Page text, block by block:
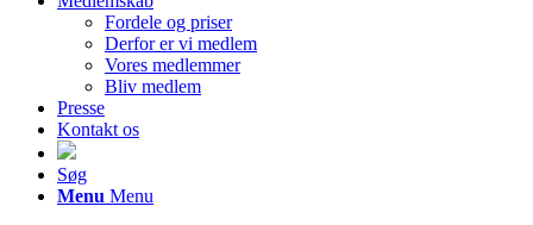
Fordele og priser
Derfor er vi medlem
Vores medlemmer
Bliv medlem
Presse
Kontakt os
Søg
Menu Menu